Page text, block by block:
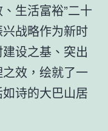
生活富裕”二十
战略作为新时
设之基、突出
效，绘就了一
诗的大巴山居